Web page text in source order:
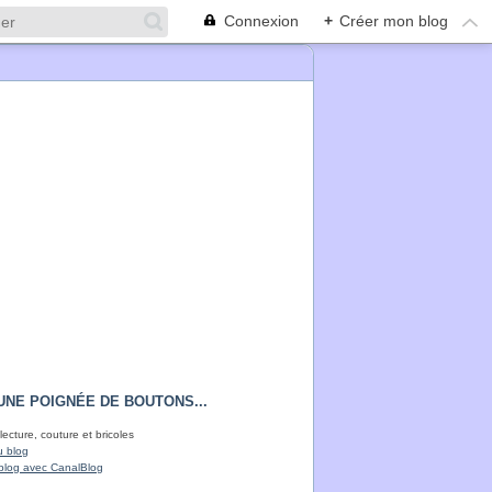
Connexion + Créer mon blog
POIGNÉE DE BOUTONS...
couture et bricoles
blog
avec CanalBlog